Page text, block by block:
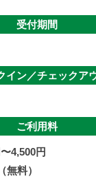
受付期間
イン／チェックア
ご利用料
4,500円
料）